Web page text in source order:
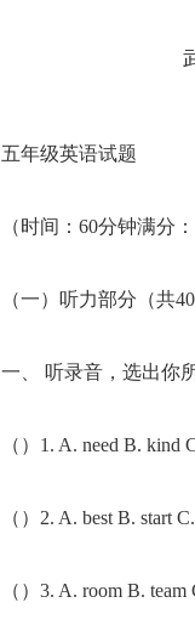
五年级英语试题
（时间：60分钟满分：
（一）听力部分（共40
一、 听录音，选出你
（）1. A. need B. kind
（）2. A. best B. start
（）3. A. room B. team